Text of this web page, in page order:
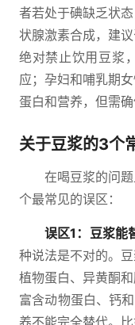
者若处于碘缺乏状
状腺激素合成，建
绝对禁止饮用豆浆
应；孕妇和哺乳期
蛋白和营养，但需
关于豆浆的3个
在喝豆浆的问
个最常见的误区：
误区1：豆浆能
种说法是不对的。
植物蛋白、异黄酮
富含动物蛋白、钙
养不能完全替代。